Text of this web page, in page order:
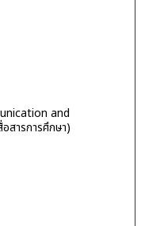
and
สารการศึกษา)